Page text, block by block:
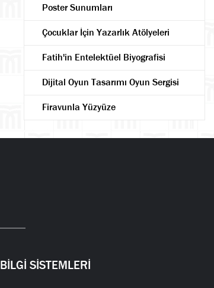
Poster Sunumları
Çocuklar İçin Yazarlık Atölyeleri
Fatih'in Entelektüel Biyografisi
Dijital Oyun Tasarımı Oyun Sergisi
Firavunla Yüzyüze
BİLGİ SİSTEMLERİ